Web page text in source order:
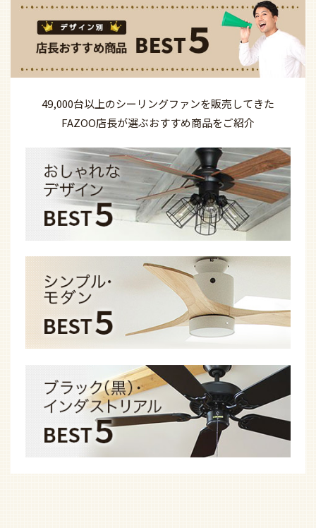
49,000台以上のシーリングファンを販売してきた
FAZOO店長が選ぶおすすめ商品をご紹介